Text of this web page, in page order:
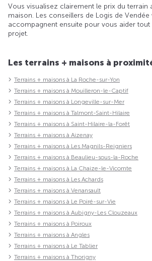
Vous visualisez clairement le prix du terrain
maison. Les conseillers de Logis de Vendée
accompagnent ensuite pour vous aider
projet.
Les terrains + maisons à
Terrains + maisons à La Roche-sur-Yon
Terrains + maisons à Mouilleron-le-Captif
Terrains + maisons à Longeville-sur-Mer
Terrains + maisons à Talmont-Saint-Hilaire
Terrains + maisons à Saint-Hilaire-la-Forêt
Terrains + maisons à Aizenay
Terrains + maisons à Les Magnils-Reigniers
Terrains + maisons à Beaulieu-sous-la-Roche
Terrains + maisons à La Chaize-le-Vicomte
Terrains + maisons à Les Achards
Terrains + maisons à Venansault
Terrains + maisons à Le Poiré-sur-Vie
Terrains + maisons à Aubigny-Les Clouzeaux
Terrains + maisons à Poiroux
Terrains + maisons à Angles
Terrains + maisons à Le Tablier
Terrains + maisons à Thorigny